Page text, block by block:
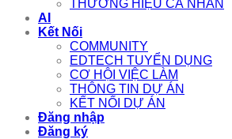
THƯƠNG HIỆU CÁ NHÂN
AI
Kết Nối
COMMUNITY
EDTECH TUYỂN DỤNG
CƠ HỘI VIỆC LÀM
THÔNG TIN DỰ ÁN
KẾT NỐI DỰ ÁN
Đăng nhập
Đăng ký